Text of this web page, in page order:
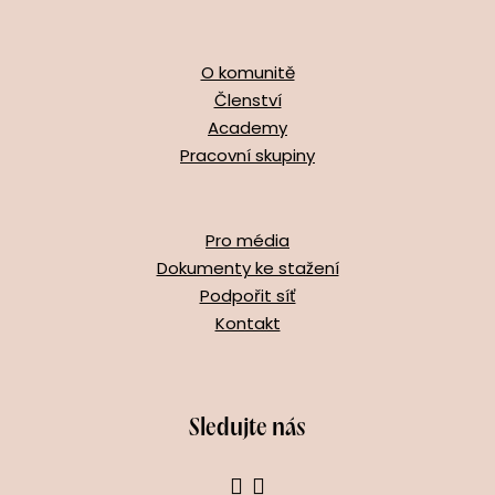
O komunitě
Členství
Academy
Pracovní skupiny
Pro média
Dokumenty ke stažení
Podpořit síť
Kontakt
Sledujte nás